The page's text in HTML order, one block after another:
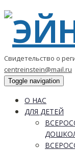
Свидетельство о
centreinstein@mail.ru
Toggle navigation
О НАС
ДЛЯ ДЕТЕЙ